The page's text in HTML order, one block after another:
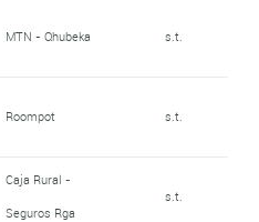
MTN - Qhubeka s.t.
Roompot s.t.
Caja Rural -
Seguros Rga
s.t.